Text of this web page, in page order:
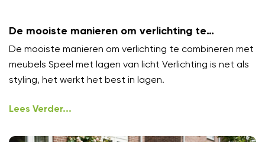
De mooiste manieren om verlichting te
combineren met meubels
De mooiste manieren om verlichting te combineren met
meubels Speel met lagen van licht Verlichting is net als
styling, het werkt het best in lagen.
Lees Verder...